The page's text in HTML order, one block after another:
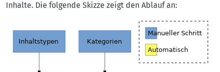
Inhalte. Die folgende Skizze zeigt den Ablauf an: